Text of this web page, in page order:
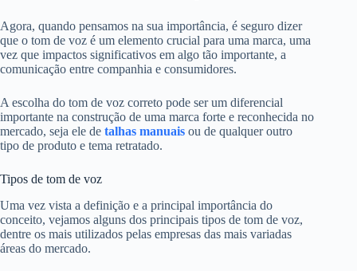
Agora, quando pensamos na sua importância, é seguro dizer
que o tom de voz é um elemento crucial para uma marca, uma
vez que impactos significativos em algo tão importante, a
comunicação entre companhia e consumidores.
A escolha do tom de voz correto pode ser um diferencial
importante na construção de uma marca forte e reconhecida no
mercado, seja ele de talhas manuais ou de qualquer outro
tipo de produto e tema retratado.
Tipos de tom de voz
Uma vez vista a definição e a principal importância do
conceito, vejamos alguns dos principais tipos de tom de voz,
dentre os mais utilizados pelas empresas das mais variadas
áreas do mercado.